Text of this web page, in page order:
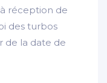
réception de
des turbos
de la date de